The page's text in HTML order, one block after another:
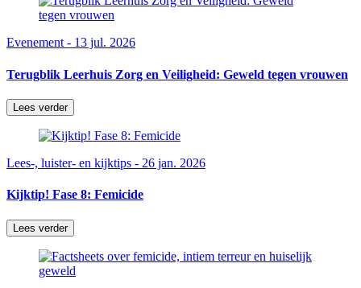
Evenement - 13 jul. 2026
Terugblik Leerhuis Zorg en Veiligheid: Geweld tegen vrouwen
Lees verder
Lees-, luister- en kijktips - 26 jan. 2026
Kijktip! Fase 8: Femicide
Lees verder